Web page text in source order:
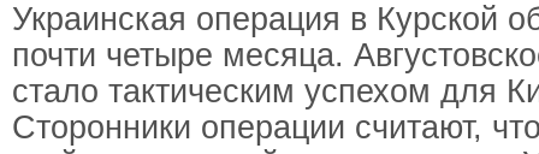
Украинская операция в Курской
почти четыре месяца.
стало тактическим успехом для
Сторонники операции считают,